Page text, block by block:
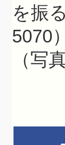
を振
5070
（写